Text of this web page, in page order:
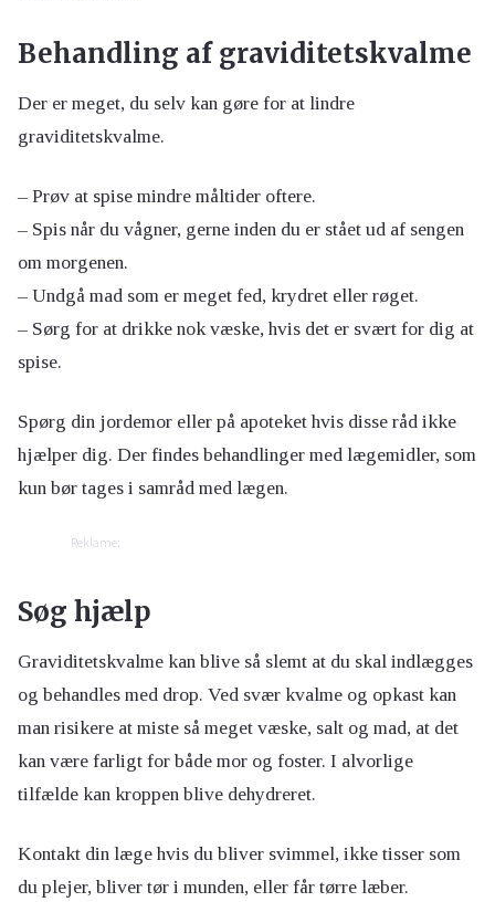
Behandling af graviditetskvalme
Der er meget, du selv kan gøre for at lindre
graviditetskvalme.
– Prøv at spise mindre måltider oftere.
– Spis når du vågner, gerne inden du er stået ud af sengen
om morgenen.
– Undgå mad som er meget fed, krydret eller røget.
– Sørg for at drikke nok væske, hvis det er svært for dig at
spise.
Spørg din jordemor eller på apoteket hvis disse råd ikke
hjælper dig. Der findes behandlinger med lægemidler, som
kun bør tages i samråd med lægen.
Reklame:
Søg hjælp
Graviditetskvalme kan blive så slemt at du skal indlægges
og behandles med drop. Ved svær kvalme og opkast kan
man risikere at miste så meget væske, salt og mad, at det
kan være farligt for både mor og foster. I alvorlige
tilfælde kan kroppen blive dehydreret.
Kontakt din læge hvis du bliver svimmel, ikke tisser som
du plejer, bliver tør i munden, eller får tørre læber.